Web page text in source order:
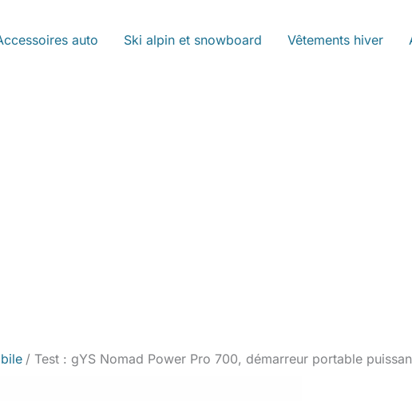
auto Ski alpin et snowboard Vêtements hiver
Test : gYS Nomad Power Pro 700, démarreur portable